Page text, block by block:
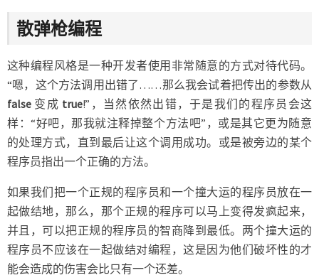
散弹枪编程
这种编程风格是一种开发者使用非常随意的方式对待代码。
“嗯，这个方法调用出错了……那么我会试着把传出的参数从
false 变成 true!”，当然依然出错，于是我们的程序员会这
样：“好吧，那我就注释掉整个方法吧”，或是其它更为随意
的处理方式，直到最后让这个调用成功。或是被旁边的某个
程序员指出一个正确的方法。
如果我们把一个正规的程序员和一个撞大运的程序员放在一
起做结地，那么，那个正规的程序可以马上变得发疯起来，
并且，可以把正规的程序员的智商降到最低。两个撞大运的
程序员不应该在一起做结对编程，这是因为他们破坏性的才
能会造成的伤害会比只有一个还差。